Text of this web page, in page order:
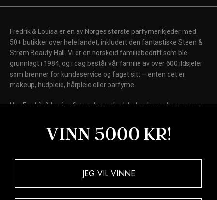
Fredrik & Louisa er en av Norges største parfymerikjeder med
50+ butikker over hele landet, inkludert den fantastiske Steen &
Strøm Beauty Hall. Vi er en norskeid familiebedrift som ble
grunnlagt i 1984, og i dag består vår familie av over 600 ildsjeler
som brenner for kundeservice og faget sitt – enten det er
makeup, hudpleie, hårpleie eller parfyme.
Hos Fredrik & Louisa finner du markedsledende merkevarer som
Lancôme og Elizabeth Arden, samt internasjonale kultmerker
som Fenty Beauty, MAC Cosmetics, Kiehl's, NARS, Drunk
VINN 5000 KR!
JEG VIL VINNE